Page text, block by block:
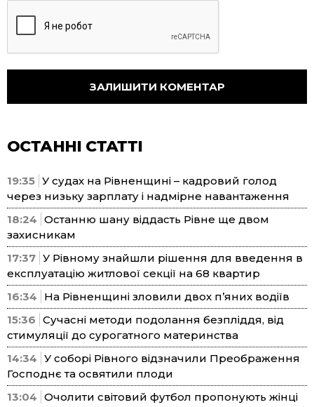
ОСТАННІ СТАТТІ
19:35 У судах на Рівненщині – кадровий голод
через низьку зарплату і надмірне навантаження
18:24 Останню шану віддасть Рівне ще двом
захисникам
17:37 У Рівному знайшли рішення для введення в
експлуатацію житлової секції на 68 квартир
16:34
На Рівненщині зловили двох п’яних водіїв
15:36 Сучасні методи подолання безпліддя, від
стимуляції до сурогатного материнства
14:34 У соборі Рівного відзначили Преображення
Господнє та освятили плоди
13:04 Очолити світовий футбол пропонують жінці